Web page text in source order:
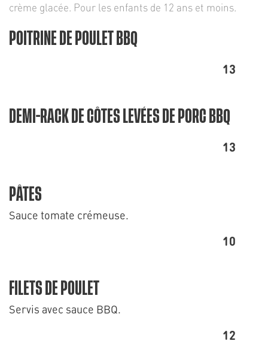
crème glacée. Pour les enfants de 12 ans et moins.
POITRINE DE POULET BBQ
13
DEMI-RACK DE CÔTES LEVÉES DE PORC BBQ
13
PÂTES
Sauce tomate crémeuse.
10
FILETS DE POULET
Servis avec sauce BBQ.
12